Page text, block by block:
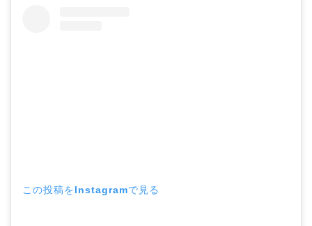
この投稿をInstagramで見る